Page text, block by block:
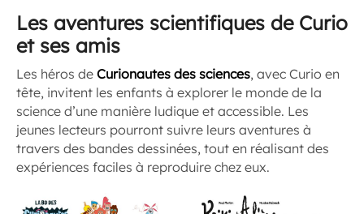
Les aventures scientifiques de Curio
et ses amis
Les héros de Curionautes des sciences, avec Curio en
tête, invitent les enfants à explorer le monde de la
science d’une manière ludique et accessible. Les
jeunes lecteurs pourront suivre leurs aventures à
travers des bandes dessinées, tout en réalisant des
expériences faciles à reproduire chez eux.